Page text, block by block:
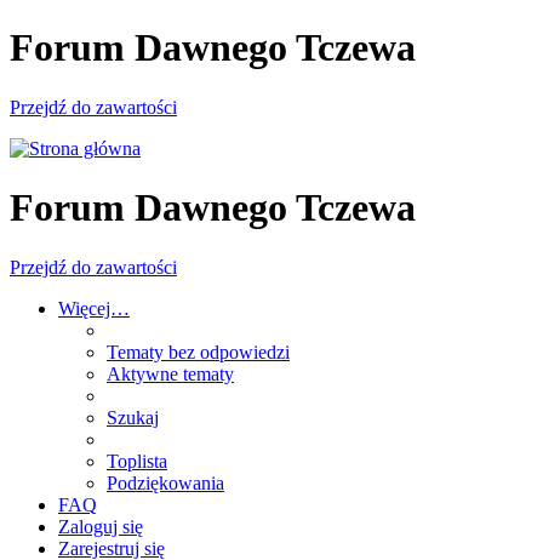
Forum Dawnego Tczewa
Przejdź do zawartości
Forum Dawnego Tczewa
Przejdź do zawartości
Więcej…
Tematy bez odpowiedzi
Aktywne tematy
Szukaj
Toplista
Podziękowania
FAQ
Zaloguj się
Zarejestruj się